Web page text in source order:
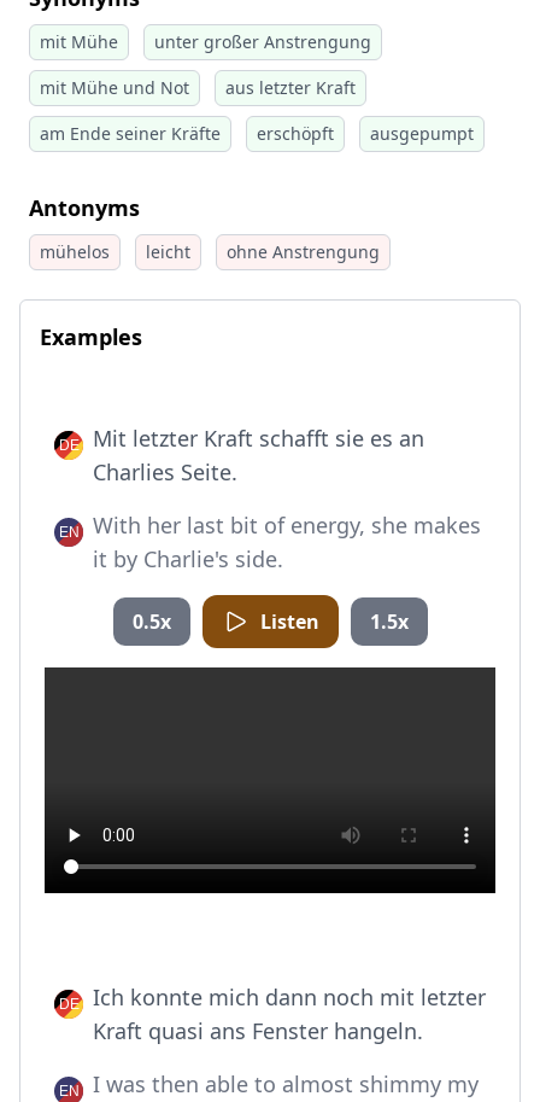
mit Mühe
unter großer Anstrengung
mit Mühe und Not
aus letzter Kraft
am Ende seiner Kräfte
erschöpft ausgepumpt
Antonyms
mühelos leicht ohne Anstrengung
Examples
Mit letzter Kraft schafft sie es an
Charlies Seite.
With her last bit of energy, she makes
it by Charlie's side.
0.5x Listen 1.5x
Ich konnte mich dann noch mit letzter
Kraft quasi ans Fenster hangeln.
I was then able to almost shimmy my